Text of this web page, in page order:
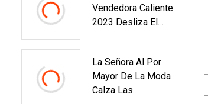
Vendedora Caliente
2023 Desliza El
Hombres Y Las
Mujeres Al Aire
Libre Interior
La Señora Al Por
Mayor De La Moda
Calza Las